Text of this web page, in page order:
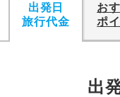
出発日
旅行代金
お
ポ
出